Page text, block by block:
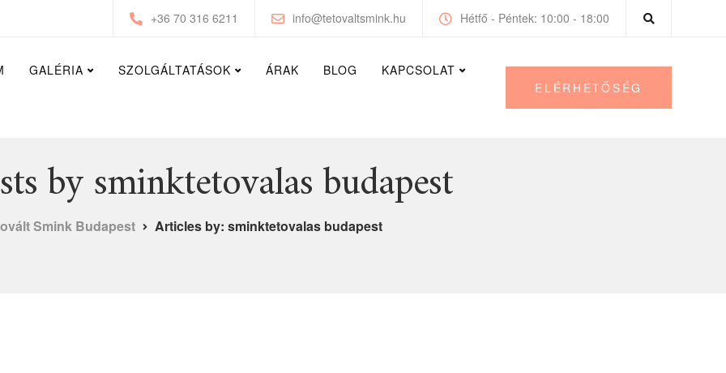
+36 70 316 6211 info@tetovaltsmink.hu Hétfő - Péntek: 10:00 - 18:00
GALÉRIA SZOLGÁLTATÁSOK ÁRAK BLOG
KAPCSOLAT
ELÉRHETŐSÉG
by sminktetovalas budapest
Smink Budapest Articles by: sminktetovalas budapest